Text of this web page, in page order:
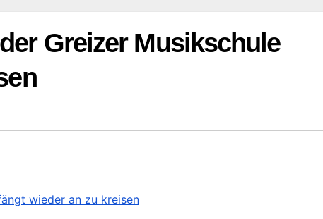
Greizer Musikschule